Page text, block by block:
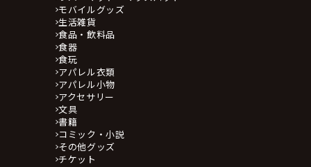
モバイルグッズ
生活雑貨
食品・飲料品
食器
食玩
アパレル衣類
アパレル小物
アクセサリー
文具
書籍
コミック・小説
その他グッズ
チケット